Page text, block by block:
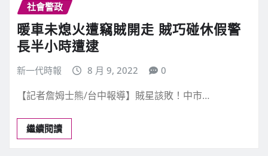
社會警政
暖車未熄火遭竊賊開走 賊巧碰休假警
長半小時遭逮
新一代時報 8 月 9, 2022 0
【記者詹姆士熊/台中報導】賊星該敗！中市…
繼續閱讀